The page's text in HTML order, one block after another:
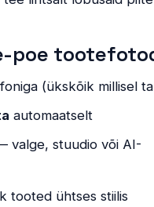
poe
(ükskõik millisel
automaatselt
valge, stuudio või AI-
tooted ühtses stiilis